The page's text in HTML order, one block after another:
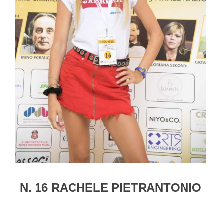
N. 16 RACHELE PIETRANTONIO